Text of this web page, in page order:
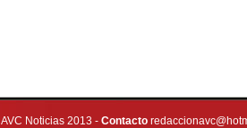
AVC Noticias 2013 - Contacto